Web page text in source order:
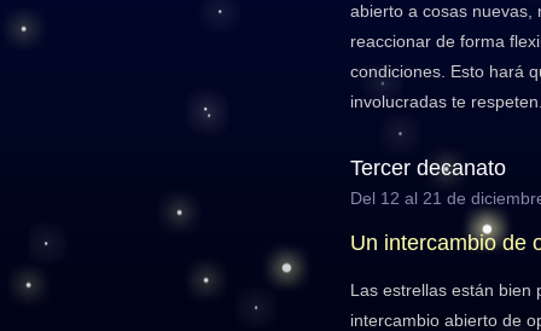
abierto a cosas nuevas,
reaccionar de forma
condiciones. Esto hará
involucradas te
Tercer decanato
Del 12 al 21 de
Un intercambio de
Las estrellas están bien
intercambio abierto de